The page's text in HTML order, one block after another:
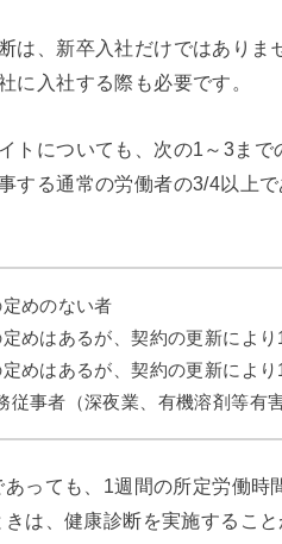
は、新卒入社だけではありま
に入社する際も必要です。
トについても、次の1～3ま
する通常の労働者の3/4以上
めのない者
めはあるが、契約の更新によ
めはあるが、契約の更新によ
従事者（深夜業、有機溶剤等有
っても、1週間の所定労働
は、健康診断を実施するこ